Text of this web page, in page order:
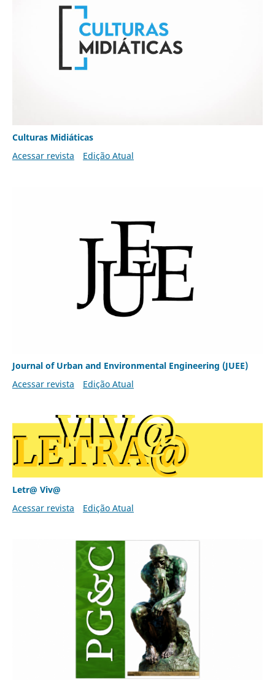
Culturas Midiáticas
Acessar revista
Edição Atual
Journal of Urban and Environmental Engineering (JUEE)
Acessar revista
Edição Atual
Letr@ Viv@
Acessar revista
Edição Atual